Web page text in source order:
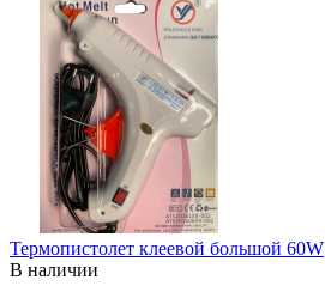
Термопистолет клеевой большой 60W
В наличии